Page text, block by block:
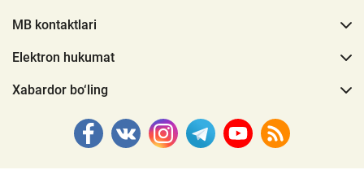
MB kontaktlari
Elektron hukumat
Xabardor bo‘ling